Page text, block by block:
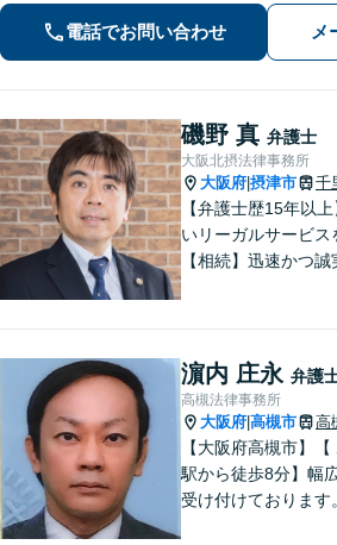
で平日夜間
電話でお問い合わせ メ
磯野 真 弁護士
大阪北摂法律事務所
大阪府 摂津市 千
【弁護士歴15年以
いリーガルサービス
【相続】迅速かつ誠
作成／企業間トラブ
社員の対応など。顧
可【オンライン面談
丘駅5分】
濵内 庄永 弁護
高槻法律事務所
大阪府 高槻市 高
【大阪府高槻市】【
駅から徒歩8分】幅
受け付けております